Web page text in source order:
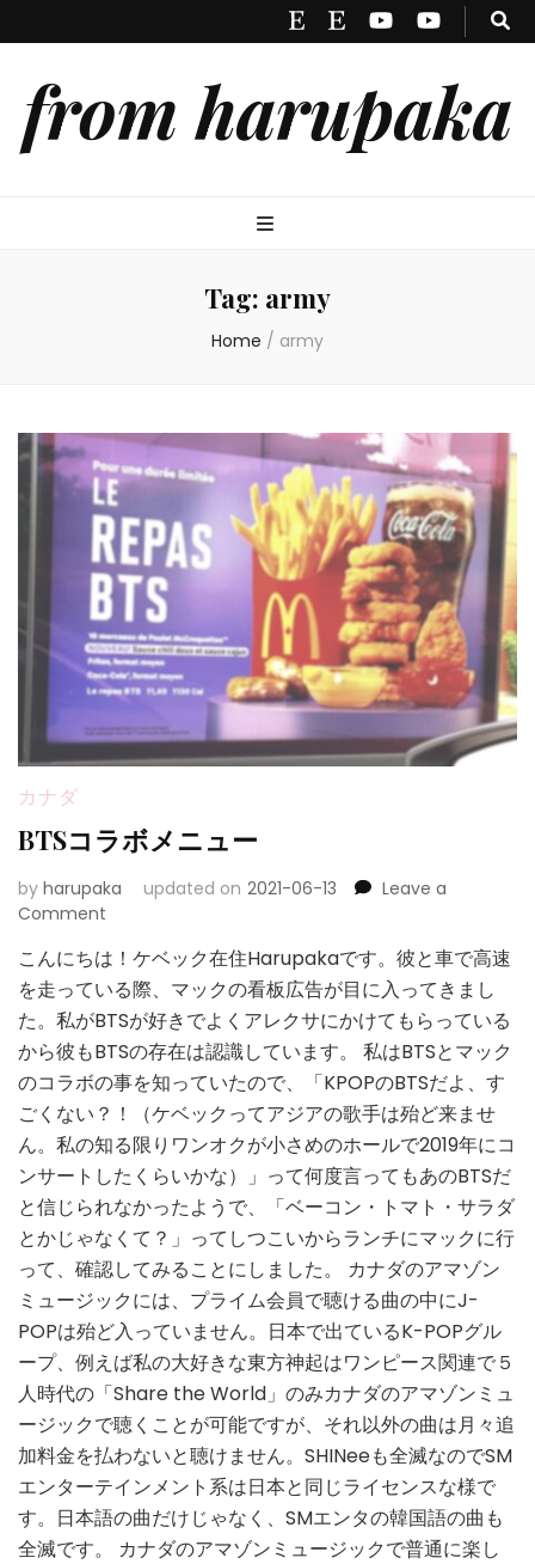
from harupaka
Tag: army
Home / army
カナダ
BTSコラボメニュー
by harupaka updated on 2021-06-13
Leave a
Comment
コ
ラ
ボ
ニ
ュ
ー
こんにちは！ケベック在住Harupakaです。彼と車で高速
を走っている際、マックの看板広告が目に入ってきまし
た。私がBTSが好きでよくアレクサにかけてもらっている
から彼もBTSの存在は認識しています。 私はBTSとマック
のコラボの事を知っていたので、「KPOPのBTSだよ、す
ごくない？！（ケベックってアジアの歌手は殆ど来ませ
ん。私の知る限りワンオクが小さめのホールで2019年にコ
ンサートしたくらいかな）」って何度言ってもあのBTSだ
と信じられなかったようで、「ベーコン・トマト・サラダ
とかじゃなくて？」ってしつこいからランチにマックに行
って、確認してみることにしました。 カナダのアマゾン
ミュージックには、プライム会員で聴ける曲の中にJ-
POPは殆ど入っていません。日本で出ているK-POPグル
ープ、例えば私の大好きな東方神起はワンピース関連で５
人時代の「Share the World」のみカナダのアマゾンミュ
ージックで聴くことが可能ですが、それ以外の曲は月々追
加料金を払わないと聴けません。SHINeeも全滅なのでSM
エンターテインメント系は日本と同じライセンスな様で
す。日本語の曲だけじゃなく、SMエンタの韓国語の曲も
全滅です。 カナダのアマゾンミュージックで普通に楽し